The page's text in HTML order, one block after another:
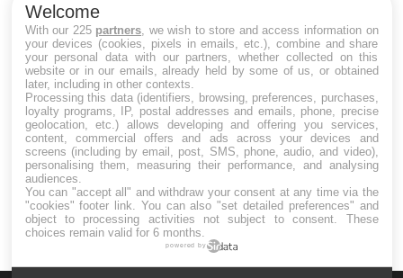
Drépanocytose : une déformation des
globules rouges aux conséquences
graves
Maladie de Charcot (Sclérose latérale
amyotrophique)
Welcome
With our 225 partners , we wish to store and access information on
your devices (cookies, pixels in emails, etc.), combine and share
your personal data with our partners, whether collected on this
website or in our emails, already held by some of us, or obtained
later, including in other contexts.
Processing this data (identifiers, browsing, preferences, purchases,
loyalty programs, IP, postal addresses and emails, phone, precise
geolocation, etc.) allows developing and offering you services,
content, commercial offers and ads across your devices and
screens (including by email, post, SMS, phone, audio, and video),
personalising them, measuring their performance, and analysing
audiences.
You can "accept all" and withdraw your consent at any time via the
"cookies" footer link . You can also "set detailed preferences" and
object to processing activities not subject to consent. These
choices remain valid for 6 months.
powered by